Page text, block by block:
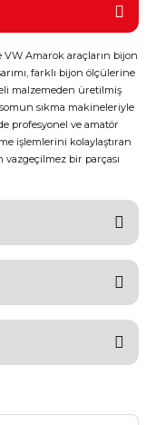
VW Amarok araçların bijon
farklı bijon ölçülerine
malzemeden üretilmiş
somun sıkma makineleriyle
profesyonel ve amatör
işlemlerini kolaylaştıran
bir parçası